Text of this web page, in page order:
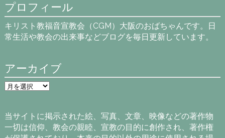
プロフィール
キリスト教福音宣教会（CGM）大阪のおばちゃんです。日
常生活や教会の出来事などブログを毎日更新しています。
アーカイブ
ア
ー
ブ
当サイトに掲示された絵、写真、文章、映像などの著作物
一切は信仰、教会の親睦、宣教の目的に創作され、著作権